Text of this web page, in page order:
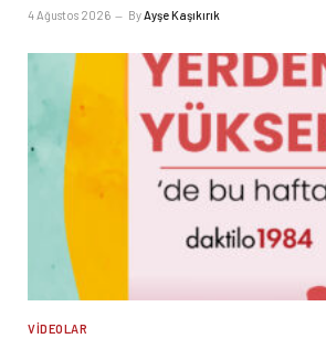
4 Ağustos 2026 ByAyşe Kaşıkırık
VIDEOLAR